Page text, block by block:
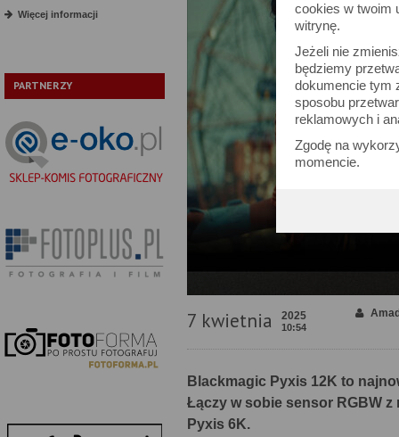
cookies w twoim
witrynę.
Jeżeli nie
będziemy
dokumencie tym
sposobu
reklamowych i
Zgodę na
momencie.
Więcej informacji
PARTNERZY
7 kwietnia 2025
10:54
Blackmagic Pyxis 12K to
Łączy w sobie sensor RGBW
Pyxis 6K.